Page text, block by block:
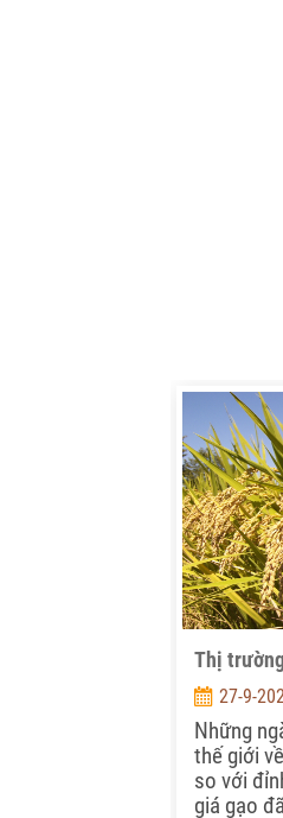
Thị
27-9-
Những
thế giới
so với
giá gạo